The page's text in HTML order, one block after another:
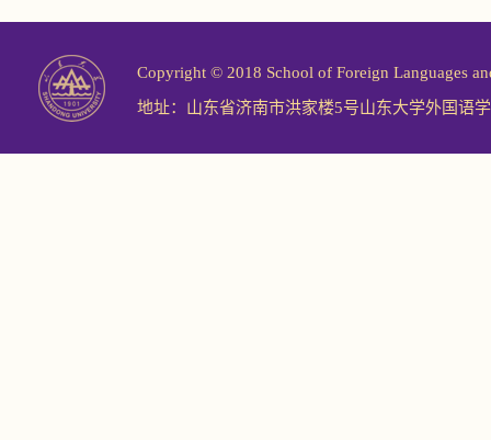
Copyright © 2018 School of Foreign Languages
地址：山东省济南市洪家楼5号山东大学外国语